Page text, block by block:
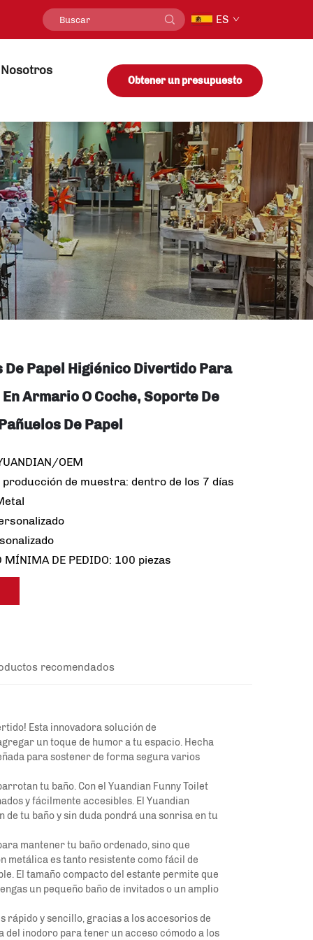
ES
Obtener un presupuesto
De Papel Higiénico Divertido Para
Armario O Coche, Soporte De
De Papel
OEM
producción de muestra: dentro de los 7 días
MÍNIMA DE PEDIDO: 100 piezas
recomendados
Esta innovadora solución de
un toque de humor a tu espacio. Hecha
para sostener de forma segura varios
tu baño. Con el Yuandian Funny Toilet
y fácilmente accesibles. El Yuandian
tu baño y sin duda pondrá una sonrisa en tu
mantener tu baño ordenado, sino que
metálica es tanto resistente como fácil de
El tamaño compacto del estante permite que
un pequeño baño de invitados o un amplio
rápido y sencillo, gracias a los accesorios de
inodoro para tener un acceso cómodo a los